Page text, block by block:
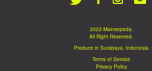
2023 Mainsepeda.
All Right Reserved.
Produce in Surabaya, Indonesia
Terms of Service
Privacy Policy